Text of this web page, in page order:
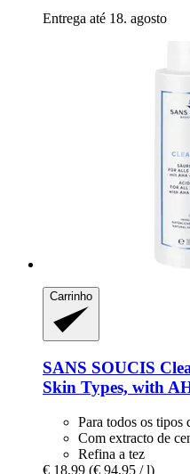
Entrega até 18. agosto
Carrinho
SANS SOUCIS
Skin Types, with
Para todos os tipos
Com extracto de
Refina a tez
€ 18,99 (€ 94,95 / l)